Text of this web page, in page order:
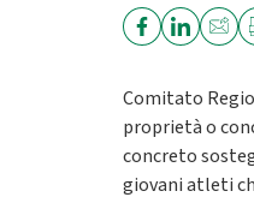
Comitato
proprietà o
concreto
giovani atleti